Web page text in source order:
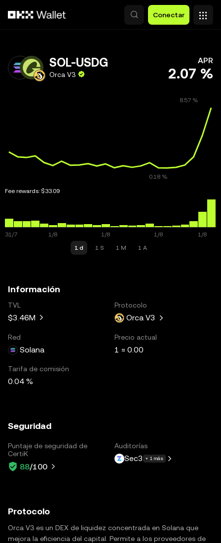
Conectar
SOL-USDG
Orca V3
APR
2.07 %
Fee rewards: $33.09
1 d 1 S 1 M 1 A
Información
TVL
$3.46M
Protocolo
Orca V3
Red
Solana
Precio actual
1 ≈ 0.00
Tarifa de comisión
0.04 %
Seguridad
Puntaje de seguridad de
CertiK
88/100
Auditorías
Sec3 + 1 más
Protocolo
Orca V3 es un DEX de liquidez concentrada en Solana que
mejora la eficiencia del capital. Permite a los proveedores de